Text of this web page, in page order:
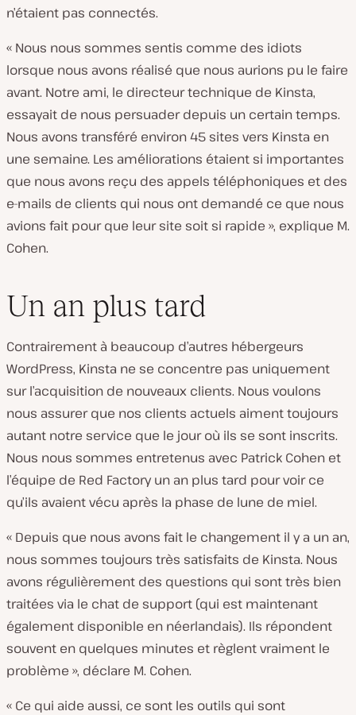
n’étaient pas connectés.
« Nous nous sommes sentis comme des idiots
lorsque nous avons réalisé que nous aurions pu le faire
avant. Notre ami, le directeur technique de Kinsta,
essayait de nous persuader depuis un certain temps.
Nous avons transféré environ 45 sites vers Kinsta en
une semaine. Les améliorations étaient si importantes
que nous avons reçu des appels téléphoniques et des
e-mails de clients qui nous ont demandé ce que nous
avions fait pour que leur site soit si rapide », explique M.
Cohen.
Un an plus tard
Contrairement à beaucoup d’autres hébergeurs
WordPress, Kinsta ne se concentre pas uniquement
sur l’acquisition de nouveaux clients. Nous voulons
nous assurer que nos clients actuels aiment toujours
autant notre service que le jour où ils se sont inscrits.
Nous nous sommes entretenus avec Patrick Cohen et
l’équipe de Red Factory un an plus tard pour voir ce
qu’ils avaient vécu après la phase de lune de miel.
« Depuis que nous avons fait le changement il y a un an,
nous sommes toujours très satisfaits de Kinsta. Nous
avons régulièrement des questions qui sont très bien
traitées via le chat de support (qui est maintenant
également disponible en néerlandais). Ils répondent
souvent en quelques minutes et règlent vraiment le
problème », déclare M. Cohen.
« Ce qui aide aussi, ce sont les outils qui sont